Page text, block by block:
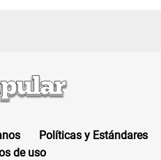
Políticas y Estándares
de uso